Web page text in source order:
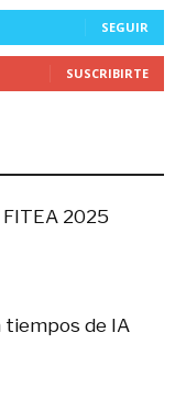
SEGUIR
SUSCRIBIRTE
2025
tiempos de IA